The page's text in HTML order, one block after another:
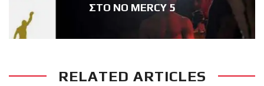
ΣΤΟ NO MERCY 5
RELATED ARTICLES